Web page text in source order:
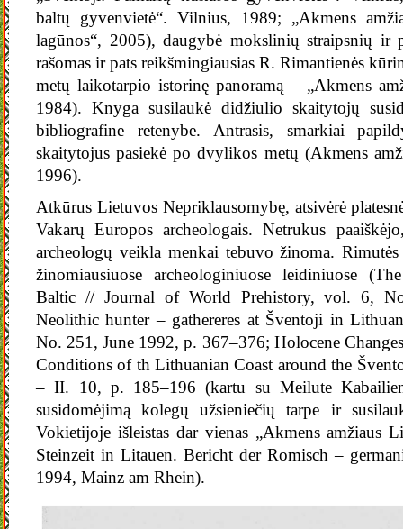
baltų gyvenvietė“. Vilnius, 1989; „Akmens
lagūnos“, 2005), daugybė mokslinių straipsnių ir
rašomas ir pats reikšmingiausias R. Rimantienės
metų laikotarpio istorinę panoramą – „Akmens
1984). Knyga susilaukė didžiulio skaitytojų
bibliografine retenybe. Antrasis, smarkiai
skaitytojus pasiekė po dvylikos metų (Akmens
1996).
Atkūrus Lietuvos Nepriklausomybę, atsivėrė
Vakarų Europos archeologais. Netrukus
archeologų veikla menkai tebuvo žinoma. Rimutės
žinomiausiuose archeologiniuose leidiniuose
Baltic // Journal of World Prehistory, vol. 6,
Neolithic hunter – gathereres at Šventoji in
No. 251, June 1992, p. 367–376; Holocene
Conditions of th Lithuanian Coast around the
– II. 10, p. 185–196 (kartu su Meilute
susidomėjimą kolegų užsieniečių tarpe ir
Vokietijoje išleistas dar vienas „Akmens amžiaus
Steinzeit in Litauen. Bericht der Romisch –
1994, Mainz am Rhein).